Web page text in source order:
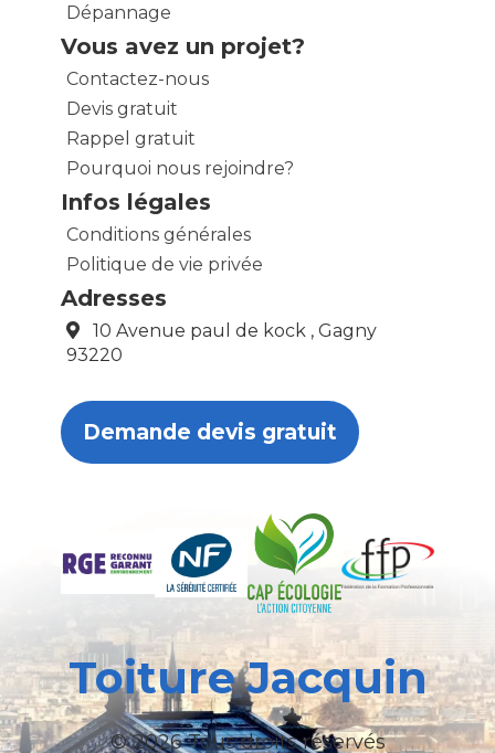
Dépannage
Vous avez un projet?
Contactez-nous
Devis gratuit
Rappel gratuit
Pourquoi nous rejoindre?
Infos légales
Conditions générales
Politique de vie privée
Adresses
10 Avenue paul de kock , Gagny
93220
Demande devis gratuit
Toiture Jacquin
© 2026 Tous droits réservés